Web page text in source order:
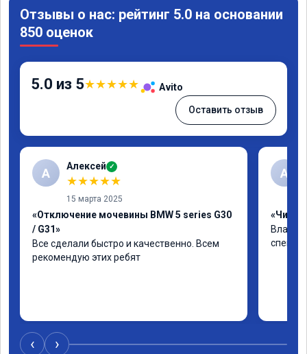
Отзывы о нас: рейтинг 5.0 на основании
850 оценок
5.0 из 5★★★★★ Avito
Оставить отзыв
А Алексей ✓
★★★★★
15 марта 2025
«Отключение мочевины BMW 5 series G30
/ G31»
Все сделали быстро и качественно. Всем
рекомендую этих ребят
А
«Чип
‹ ›